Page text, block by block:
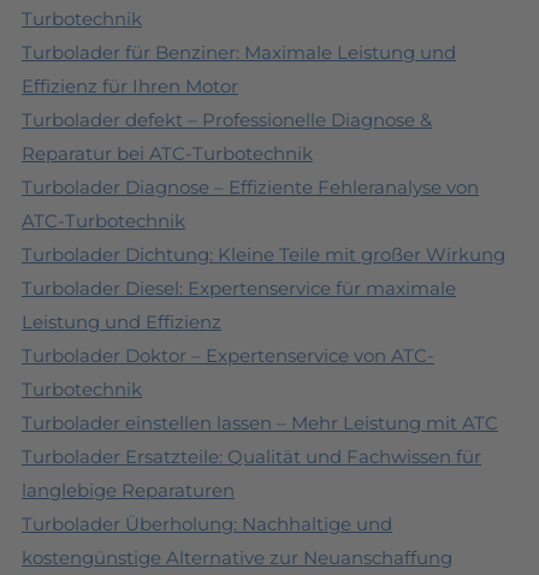
Turbotechnik
Turbolader für Benziner: Maximale Leistung und
Effizienz für Ihren Motor
Turbolader defekt – Professionelle Diagnose &
Reparatur bei ATC-Turbotechnik
Turbolader Diagnose – Effiziente Fehleranalyse von
ATC-Turbotechnik
Turbolader Dichtung: Kleine Teile mit großer Wirkung
Turbolader Diesel: Expertenservice für maximale
Leistung und Effizienz
Turbolader Doktor – Expertenservice von ATC-
Turbotechnik
Turbolader einstellen lassen – Mehr Leistung mit ATC
Turbolader Ersatzteile: Qualität und Fachwissen für
langlebige Reparaturen
Turbolader Überholung: Nachhaltige und
kostengünstige Alternative zur Neuanschaffung